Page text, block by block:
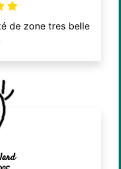
de zone tres belle